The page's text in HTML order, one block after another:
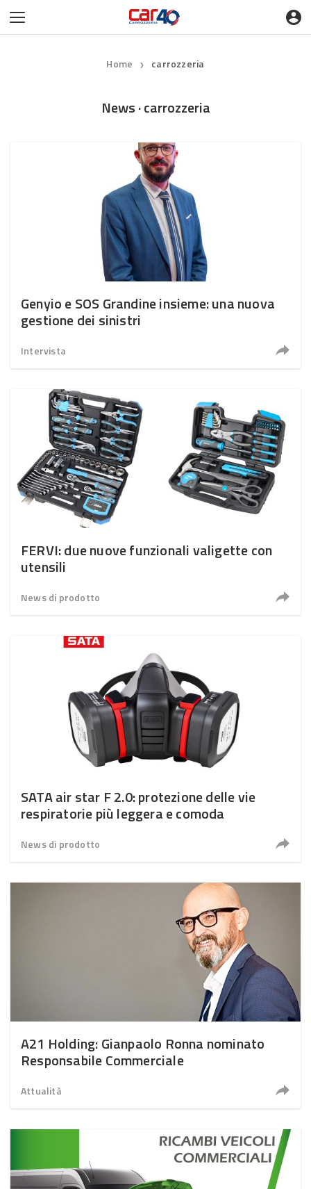
Home ❯ carrozzeria
News · carrozzeria
Genyio e SOS Grandine insieme: una nuova
gestione dei sinistri
Intervista
FERVI: due nuove funzionali valigette con
utensili
News di prodotto
SATA air star F 2.0: protezione delle vie
respiratorie più leggera e comoda
News di prodotto
A21 Holding: Gianpaolo Ronna nominato
Responsabile Commerciale
Attualità